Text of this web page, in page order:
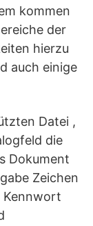
kommen
der
hierzu
auch einige
Datei ,
die
Dokument
Zeichen
Kennwort